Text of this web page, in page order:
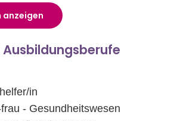
anzeigen
in
- Gesundheitswesen